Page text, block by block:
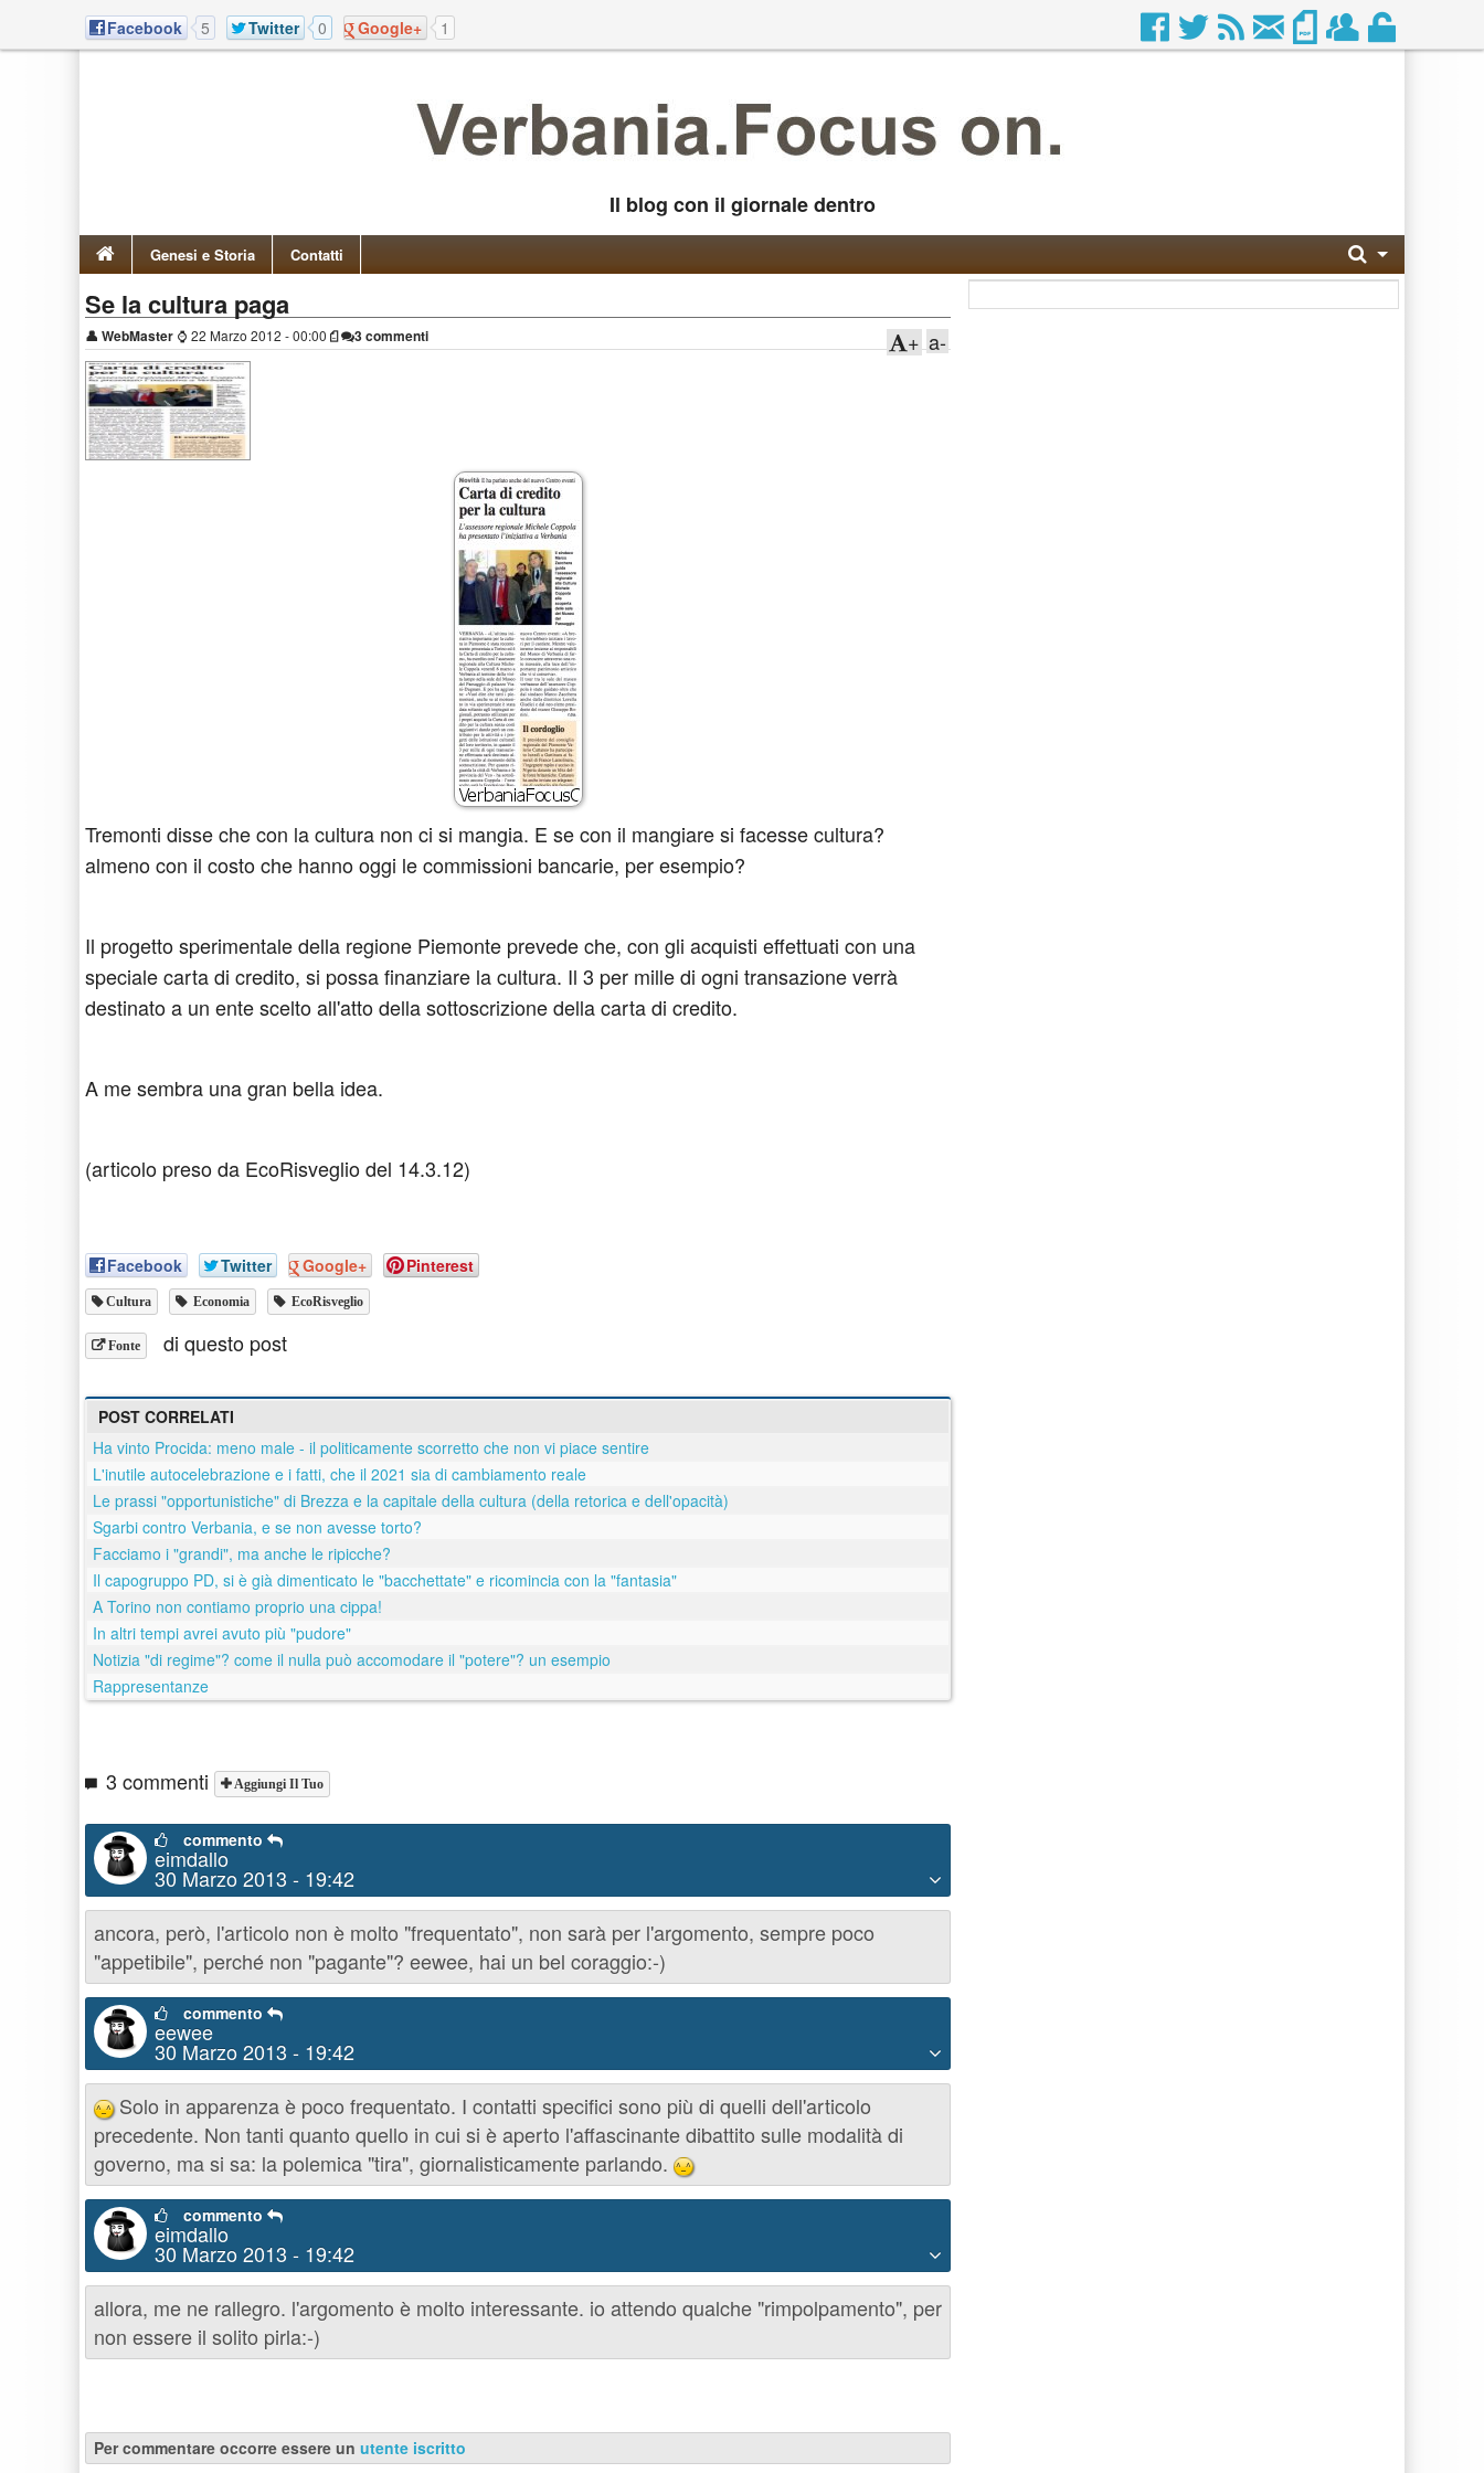
Facebook 5 Twitter 0 Google+ 1
Il blog con il giornale dentro
Genesi e Storia Contatti
Se la cultura paga
👤 WebMaster ⌚ 22 Marzo 2012 - 00:00 3 commenti a-
+
Tremonti disse che con la cultura non ci si mangia. E se con il mangiare si facesse cultura?
almeno con il costo che hanno oggi le commissioni bancarie, per esempio?
Il progetto sperimentale della regione Piemonte prevede che, con gli acquisti effettuati con una
speciale carta di credito, si possa finanziare la cultura. Il 3 per mille di ogni transazione verrà
destinato a un ente scelto all'atto della sottoscrizione della carta di credito.
A me sembra una gran bella idea.
(articolo preso da EcoRisveglio del 14.3.12)
Facebook Twitter Google+ Pinterest
Cultura Economia EcoRisveglio
Fonte di questo post
POST CORRELATI
Ha vinto Procida: meno male - il politicamente scorretto che non vi piace sentire
L'inutile autocelebrazione e i fatti, che il 2021 sia di cambiamento reale
Le prassi "opportunistiche" di Brezza e la capitale della cultura (della retorica e dell'opacità)
Sgarbi contro Verbania, e se non avesse torto?
Facciamo i "grandi", ma anche le ripicche?
Il capogruppo PD, si è già dimenticato le "bacchettate" e ricomincia con la "fantasia"
A Torino non contiamo proprio una cippa!
In altri tempi avrei avuto più "pudore"
Notizia "di regime"? come il nulla può accomodare il "potere"? un esempio
Rappresentanze
3 commenti Aggiungi Il Tuo
commento
eimdallo
30 Marzo 2013 - 19:42
ancora, però, l'articolo non è molto "frequentato", non sarà per l'argomento, sempre poco
"appetibile", perché non "pagante"? eewee, hai un bel coraggio:-)
commento
eewee
30 Marzo 2013 - 19:42
^_^ Solo in apparenza è poco frequentato. I contatti specifici sono più di quelli dell'articolo
precedente. Non tanti quanto quello in cui si è aperto l'affascinante dibattito sulle modalità di
governo, ma si sa: la polemica "tira", giornalisticamente parlando.
^_^
commento
eimdallo
30 Marzo 2013 - 19:42
allora, me ne rallegro. l'argomento è molto interessante. io attendo qualche "rimpolpamento", per
non essere il solito pirla:-)
Per commentare occorre essere un utente iscritto